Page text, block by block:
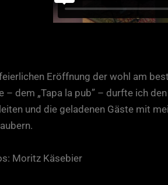
Eröffnung der wohl am
– dem „Tapa la pub” – durfte ich
und die geladenen Gäste mit
Moritz Käsebier